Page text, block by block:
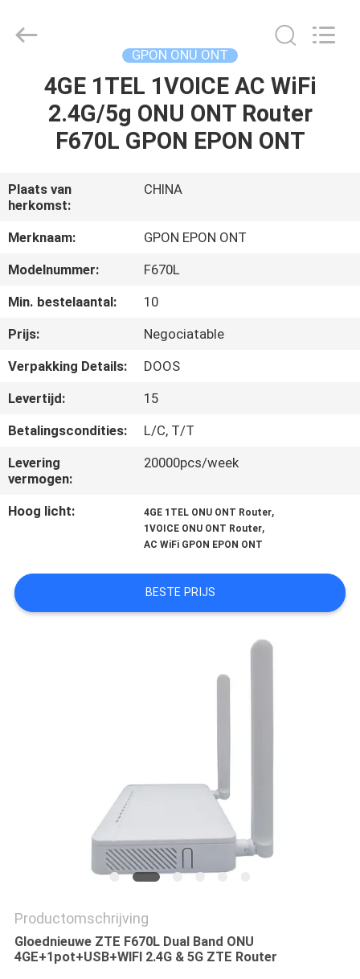
HUIS
PRODUCTEN
ONGEVEER
ONS
FABRIEKSREIS
CONTACTEER
ONS
OM
EEN
SITEMAP
LIMITED.
GPON ONU ONT
4GE 1TEL 1VOICE AC WiFi
2.4G/5g ONU ONT Router
F670L GPON EPON ONT
Plaats van
herkomst:
CHINA
Merknaam:
GPON EPON ONT
Modelnummer:
F670L
Min. bestelaantal:
10
Prijs:
Negociatable
Verpakking Details:
DOOS
Levertijd:
15
Betalingscondities:
L/C, T/T
Levering
vermogen:
20000pcs/week
Hoog licht: 4GE 1TEL ONU ONT Router,
1VOICE ONU ONT Router,
AC WiFi GPON EPON ONT
BESTE PRIJS
Productomschrijving
Gloednieuwe ZTE F670L Dual Band ONU
4GE+1pot+USB+WIFI 2.4G & 5G ZTE Router